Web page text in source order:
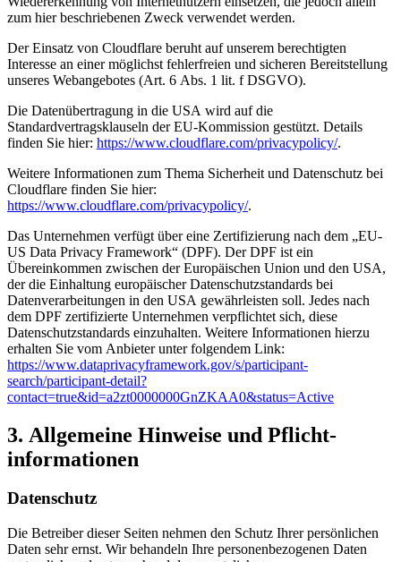
zum hier beschriebenen Zweck verwendet werden.
Der Einsatz von Cloudflare beruht auf unserem berechtigten
Interesse an einer möglichst fehlerfreien und sicheren Bereitstellung
unseres Webangebotes (Art. 6 Abs. 1 lit. f DSGVO).
Die Datenübertragung in die USA wird auf die
Standardvertragsklauseln der EU-Kommission gestützt. Details
finden Sie hier: https://www.cloudflare.com/privacypolicy/.
Weitere Informationen zum Thema Sicherheit und Datenschutz bei
Cloudflare finden Sie hier:
https://www.cloudflare.com/privacypolicy/.
Das Unternehmen verfügt über eine Zertifizierung nach dem „EU-
US Data Privacy Framework“ (DPF). Der DPF ist ein
Übereinkommen zwischen der Europäischen Union und den USA,
der die Einhaltung europäischer Datenschutzstandards bei
Datenverarbeitungen in den USA gewährleisten soll. Jedes nach
dem DPF zertifizierte Unternehmen verpflichtet sich, diese
Datenschutzstandards einzuhalten. Weitere Informationen hierzu
erhalten Sie vom Anbieter unter folgendem Link:
https://www.dataprivacyframework.gov/s/participant-
search/participant-detail?
contact=true&id=a2zt0000000GnZKAA0&status=Active
3. Allgemeine Hinweise und Pflicht­
informationen
Datenschutz
Die Betreiber dieser Seiten nehmen den Schutz Ihrer persönlichen
Daten sehr ernst. Wir behandeln Ihre personenbezogenen Daten